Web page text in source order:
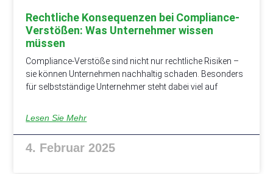
Rechtliche Konsequenzen bei Compliance-
Verstößen: Was Unternehmer wissen
müssen
Compliance-Verstöße sind nicht nur rechtliche Risiken –
sie können Unternehmen nachhaltig schaden. Besonders
für selbstständige Unternehmer steht dabei viel auf
Lesen Sie Mehr
4. Februar 2025